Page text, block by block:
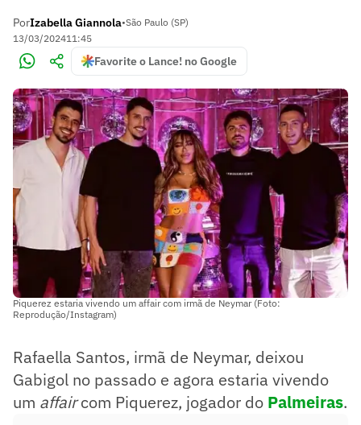
PorIzabella Giannola•São Paulo (SP)
13/03/202411:45
Favorite o Lance! no Google
Piquerez estaria vivendo um affair com irmã de Neymar (Foto:
Reprodução/Instagram)
Rafaella Santos, irmã de Neymar, deixou
Gabigol no passado e agora estaria vivendo
um affaircom Piquerez, jogador do Palmeiras.